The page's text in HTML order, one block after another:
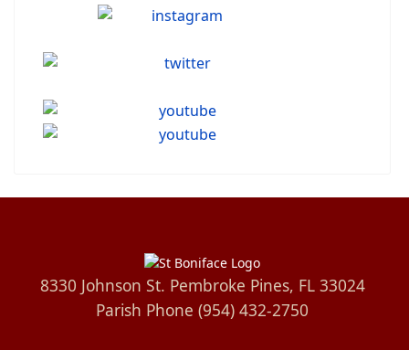
8330 Johnson St. Pembroke Pines, FL 33024
Parish Phone (954) 432-2750